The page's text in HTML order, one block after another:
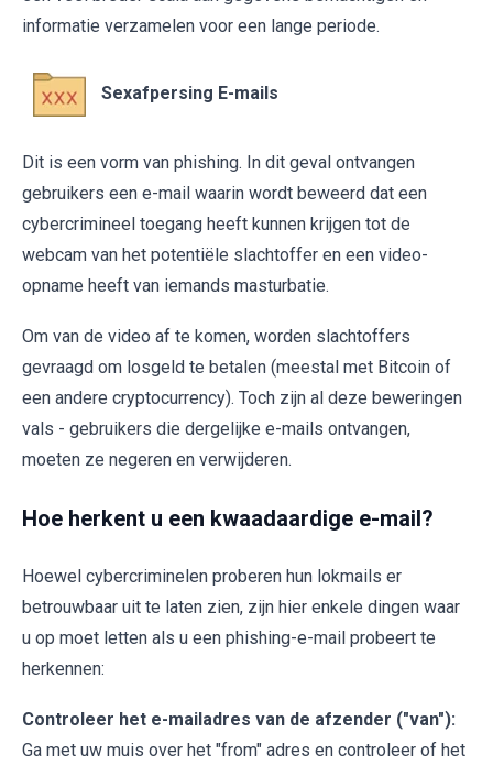
informatie verzamelen voor een lange periode.
Sexafpersing E-mails
Dit is een vorm van phishing. In dit geval ontvangen
gebruikers een e-mail waarin wordt beweerd dat een
cybercrimineel toegang heeft kunnen krijgen tot de
webcam van het potentiële slachtoffer en een video-
opname heeft van iemands masturbatie.
Om van de video af te komen, worden slachtoffers
gevraagd om losgeld te betalen (meestal met Bitcoin of
een andere cryptocurrency). Toch zijn al deze beweringen
vals - gebruikers die dergelijke e-mails ontvangen,
moeten ze negeren en verwijderen.
Hoe herkent u een kwaadaardige e-mail?
Hoewel cybercriminelen proberen hun lokmails er
betrouwbaar uit te laten zien, zijn hier enkele dingen waar
u op moet letten als u een phishing-e-mail probeert te
herkennen:
Controleer het e-mailadres van de afzender ("van"):
Ga met uw muis over het "from" adres en controleer of het